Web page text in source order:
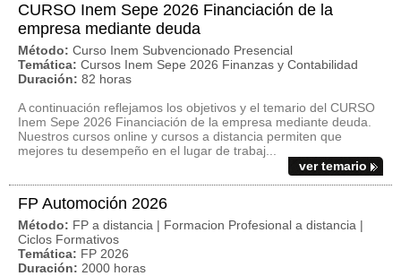
CURSO Inem Sepe 2026 Financiación de la
empresa mediante deuda
Método: Curso Inem Subvencionado Presencial
Temática: Cursos Inem Sepe 2026 Finanzas y Contabilidad
Duración: 82 horas
A continuación reflejamos los objetivos y el temario del CURSO
Inem Sepe 2026 Financiación de la empresa mediante deuda.
Nuestros cursos online y cursos a distancia permiten que
mejores tu desempeño en el lugar de trabaj...
ver temario
FP Automoción 2026
Método: FP a distancia | Formacion Profesional a distancia |
Ciclos Formativos
Temática: FP 2026
Duración: 2000 horas